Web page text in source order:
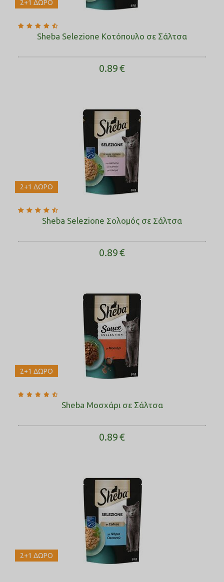
2+1 ΔΩΡΟ
Sheba Selezione Κοτόπουλο σε Σάλτσα
0.89€
2+1 ΔΩΡΟ
Sheba Selezione Σολομός σε Σάλτσα
0.89€
2+1 ΔΩΡΟ
Sheba Μοσχάρι σε Σάλτσα
0.89€
2+1 ΔΩΡΟ